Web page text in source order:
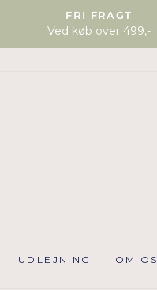
FRI FRAGT
Ved køb over 499,-
UDLEJNING OM OS